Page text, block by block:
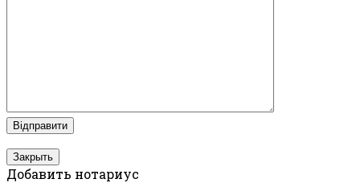
Закрыть
Добавить нотариус